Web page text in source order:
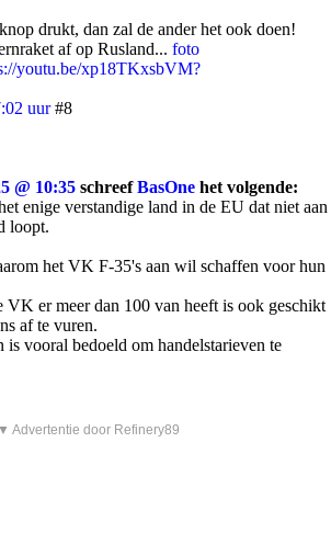
drukt, dan zal de ander het ook doen!
af op Rusland... foto
youtu.be/xp18TKxsbVM?
uur #8
@ 10:35 schreefBasOne het volgende:
enige verstandige land in de EU dat niet aan
loopt.
het VK F-35's aan wil schaffen voor hun
er meer dan 100 van heeft is ook geschikt
af te vuren.
is vooral bedoeld om handelstarieven te
▼ Advertentie door Refinery89